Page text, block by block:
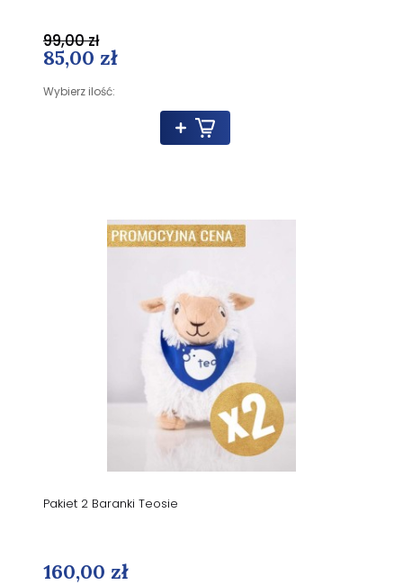
85,00 zł
Wybierz ilość:
99,00 zł
Pakiet 2 Baranki Teosie
160,00 zł